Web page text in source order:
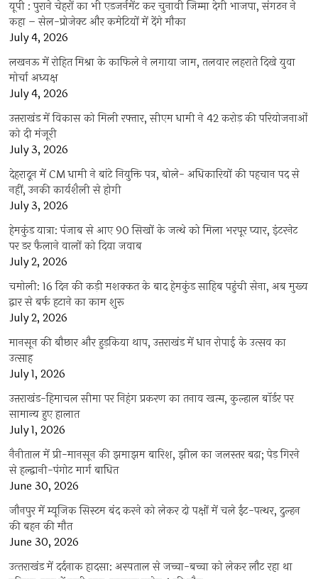
यूपी : पुराने चेहरों का भी एडजर्नमेंट कर चुनावी जिम्मा देगी भाजपा, संगठन ने
कहा – सेल-प्रोजेक्ट और कमेटियों में देंगे मौका
July 4, 2026
लखनऊ में रोहित मिश्रा के काफिले ने लगाया जाम, तलवार लहराते दिखे युवा
मोर्चा अध्यक्ष
July 4, 2026
उत्तराखंड में विकास को मिली रफ्तार, सीएम धामी ने 42 करोड़ की परियोजनाओं
को दी मंजूरी
July 3, 2026
देहरादून में CM धामी ने बांटे नियुक्ति पत्र, बोले- अधिकारियों की पहचान पद से
नहीं, उनकी कार्यशैली से होगी
July 3, 2026
हेमकुंड यात्रा: पंजाब से आए 90 सिखों के जत्थे को मिला भरपूर प्यार, इंटरनेट
पर डर फैलाने वालों को दिया जवाब
July 2, 2026
चमोली: 16 दिन की कड़ी मशक्कत के बाद हेमकुंड साहिब पहुंची सेना, अब मुख्य
द्वार से बर्फ हटाने का काम शुरू
July 2, 2026
मानसून की बौछार और हुड़किया थाप, उत्तराखंड में धान रोपाई के उत्सव का
उत्साह
July 1, 2026
उत्तराखंड-हिमाचल सीमा पर निहंग प्रकरण का तनाव खत्म, कुल्हाल बॉर्डर पर
सामान्य हुए हालात
July 1, 2026
नैनीताल में प्री-मानसून की झमाझम बारिश, झील का जलस्तर बढ़ा; पेड़ गिरने
से हल्द्वानी-पंगोट मार्ग बाधित
June 30, 2026
जौनपुर में म्यूजिक सिस्टम बंद करने को लेकर दो पक्षों में चले ईंट-पत्थर, दुल्हन
की बहन की मौत
June 30, 2026
उत्‍तराखंड में दर्दनाक हादसा: अस्पताल से जच्चा-बच्चा को लेकर लौट रहा था